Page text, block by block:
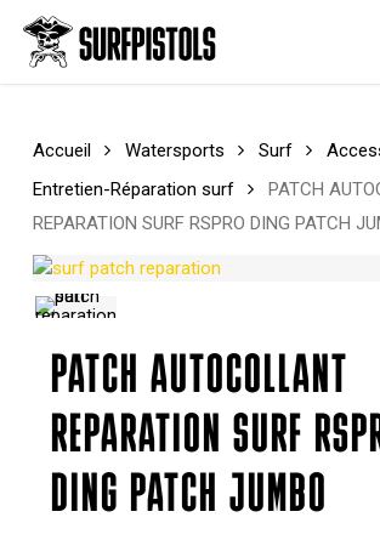
main
Cart
Accueil Watersports Surf
Entretien-Réparation surf
PATCH
REPARATION SURF RSPRO DING PATCH
PATCH AUTOCOLLANT
REPARATION SURF
DING PATCH JUMBO